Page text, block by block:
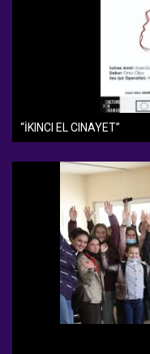
“İKINCI EL CINAYET”